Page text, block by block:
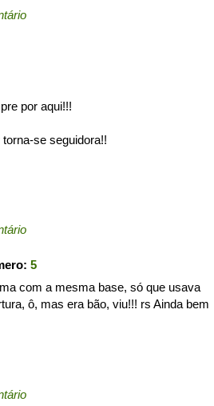
por aqui!!!
se seguidora!!
5
com a mesma base, só que usava
ô, mas era bão, viu!!! rs Ainda bem